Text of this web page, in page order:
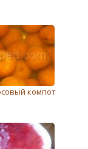
компот